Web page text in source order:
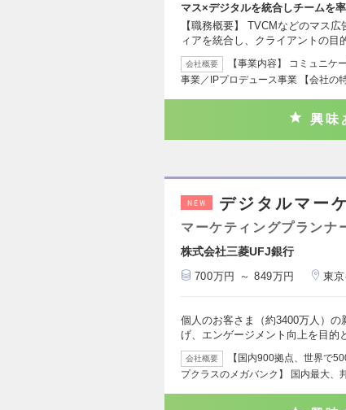
マス×デジタルを統合しチームを
【職務概要】 TVCMなどのマス
ィアを統合し、クライアントの目
会社概要
【事業内容】 コミュニケ
事業／IPプロデュース事業 【会社の
興味
NEW デジタルマー
マーケティングプランナ
株式会社三菱UFJ銀行
700万円 ～ 849万円 東
個人のお客さま（約3400万人）
げ、エンゲージメント向上を目的
会社概要
【国内900拠点、世界で
プクラスのメガバンク】 国内最大、